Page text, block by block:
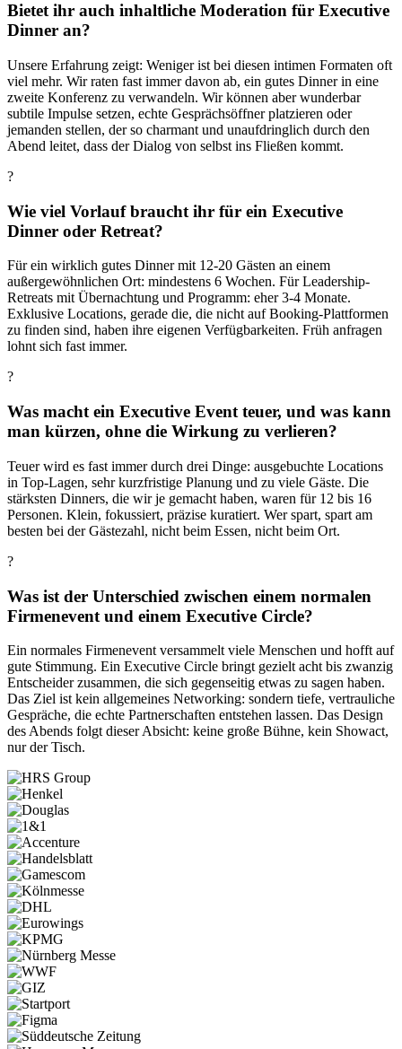
Bietet ihr auch inhaltliche Moderation für Executive
Dinner an?
Unsere Erfahrung zeigt: Weniger ist bei diesen intimen Formaten oft
viel mehr. Wir raten fast immer davon ab, ein gutes Dinner in eine
zweite Konferenz zu verwandeln. Wir können aber wunderbar
subtile Impulse setzen, echte Gesprächsöffner platzieren oder
jemanden stellen, der so charmant und unaufdringlich durch den
Abend leitet, dass der Dialog von selbst ins Fließen kommt.
?
Wie viel Vorlauf braucht ihr für ein Executive
Dinner oder Retreat?
Für ein wirklich gutes Dinner mit 12-20 Gästen an einem
außergewöhnlichen Ort: mindestens 6 Wochen. Für Leadership-
Retreats mit Übernachtung und Programm: eher 3-4 Monate.
Exklusive Locations, gerade die, die nicht auf Booking-Plattformen
zu finden sind, haben ihre eigenen Verfügbarkeiten. Früh anfragen
lohnt sich fast immer.
?
Was macht ein Executive Event teuer, und was kann
man kürzen, ohne die Wirkung zu verlieren?
Teuer wird es fast immer durch drei Dinge: ausgebuchte Locations
in Top-Lagen, sehr kurzfristige Planung und zu viele Gäste. Die
stärksten Dinners, die wir je gemacht haben, waren für 12 bis 16
Personen. Klein, fokussiert, präzise kuratiert. Wer spart, spart am
besten bei der Gästezahl, nicht beim Essen, nicht beim Ort.
?
Was ist der Unterschied zwischen einem normalen
Firmenevent und einem Executive Circle?
Ein normales Firmenevent versammelt viele Menschen und hofft auf
gute Stimmung. Ein Executive Circle bringt gezielt acht bis zwanzig
Entscheider zusammen, die sich gegenseitig etwas zu sagen haben.
Das Ziel ist kein allgemeines Networking: sondern tiefe, vertrauliche
Gespräche, die echte Partnerschaften entstehen lassen. Das Design
des Abends folgt dieser Absicht: keine große Bühne, kein Showact,
nur der Tisch.